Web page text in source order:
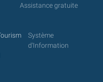
Assistance gratuite
Système
d'Information